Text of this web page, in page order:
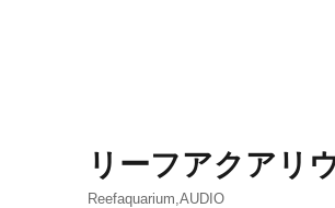
リーフアクアリ
Reefaquarium,AUDIO